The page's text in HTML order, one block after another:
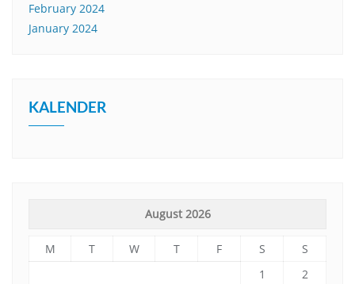
February 2024
January 2024
KALENDER
August 2026
M T W T F S
S
1
2